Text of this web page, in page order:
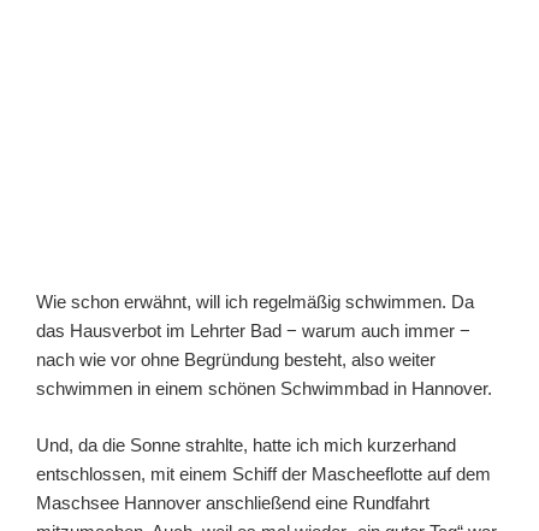
Wie schon erwähnt, will ich regelmäßig schwimmen. Da
das Hausverbot im Lehrter Bad − warum auch immer −
nach wie vor ohne Begründung besteht, also weiter
schwimmen in einem schönen Schwimmbad in Hannover.
Und, da die Sonne strahlte, hatte ich mich kurzerhand
entschlossen, mit einem Schiff der Mascheeflotte auf dem
Maschsee Hannover anschließend eine Rundfahrt